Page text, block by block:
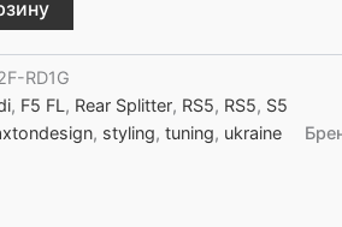
RD1G
, F5 FL , Rear Splitter, RS5, RS5, S5
, styling, tuning, ukraine